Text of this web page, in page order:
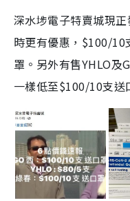
深水埗電子特賣城現
時更有優惠，$100/10
罩。另外有售YHLO及
一樣低至$100/10支送